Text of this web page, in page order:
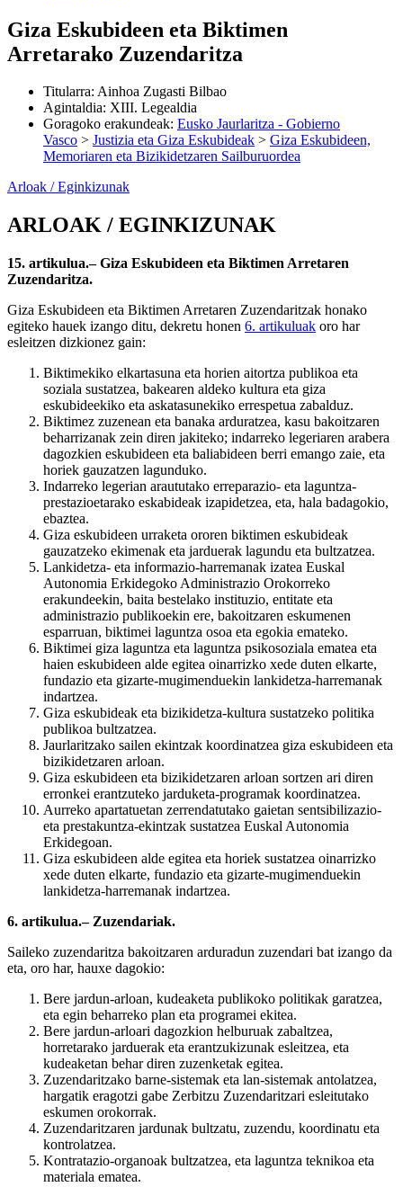
Giza Eskubideen eta Biktimen
Arretarako Zuzendaritza
Titularra: Ainhoa Zugasti Bilbao
Agintaldia: XIII. Legealdia
Goragoko erakundeak: Eusko Jaurlaritza - Gobierno
Vasco > Justizia eta Giza Eskubideak > Giza Eskubideen,
Memoriaren eta Bizikidetzaren Sailburuordea
Arloak / Eginkizunak
ARLOAK / EGINKIZUNAK
15. artikulua.– Giza Eskubideen eta Biktimen Arretaren
Zuzendaritza.
Giza Eskubideen eta Biktimen Arretaren Zuzendaritzak honako
egiteko hauek izango ditu, dekretu honen 6. artikuluak oro har
esleitzen dizkionez gain:
Biktimekiko elkartasuna eta horien aitortza publikoa eta
soziala sustatzea, bakearen aldeko kultura eta giza
eskubideekiko eta askatasunekiko errespetua zabalduz.
Biktimez zuzenean eta banaka arduratzea, kasu bakoitzaren
beharrizanak zein diren jakiteko; indarreko legeriaren arabera
dagozkien eskubideen eta baliabideen berri emango zaie, eta
horiek gauzatzen lagunduko.
Indarreko legerian araututako erreparazio- eta laguntza-
prestazioetarako eskabideak izapidetzea, eta, hala badagokio,
ebaztea.
Giza eskubideen urraketa ororen biktimen eskubideak
gauzatzeko ekimenak eta jarduerak lagundu eta bultzatzea.
Lankidetza- eta informazio-harremanak izatea Euskal
Autonomia Erkidegoko Administrazio Orokorreko
erakundeekin, baita bestelako instituzio, entitate eta
administrazio publikoekin ere, bakoitzaren eskumenen
esparruan, biktimei laguntza osoa eta egokia emateko.
Biktimei giza laguntza eta laguntza psikosoziala ematea eta
haien eskubideen alde egitea oinarrizko xede duten elkarte,
fundazio eta gizarte-mugimenduekin lankidetza-harremanak
indartzea.
Giza eskubideak eta bizikidetza-kultura sustatzeko politika
publikoa bultzatzea.
Jaurlaritzako sailen ekintzak koordinatzea giza eskubideen eta
bizikidetzaren arloan.
Giza eskubideen eta bizikidetzaren arloan sortzen ari diren
erronkei erantzuteko jarduketa-programak koordinatzea.
Aurreko apartatuetan zerrendatutako gaietan sentsibilizazio-
eta prestakuntza-ekintzak sustatzea Euskal Autonomia
Erkidegoan.
Giza eskubideen alde egitea eta horiek sustatzea oinarrizko
xede duten elkarte, fundazio eta gizarte-mugimenduekin
lankidetza-harremanak indartzea.
6. artikulua.– Zuzendariak.
Saileko zuzendaritza bakoitzaren arduradun zuzendari bat izango da
eta, oro har, hauxe dagokio:
Bere jardun-arloan, kudeaketa publikoko politikak garatzea,
eta egin beharreko plan eta programei ekitea.
Bere jardun-arloari dagozkion helburuak zabaltzea,
horretarako jarduerak eta erantzukizunak esleitzea, eta
kudeaketan behar diren zuzenketak egitea.
Zuzendaritzako barne-sistemak eta lan-sistemak antolatzea,
hargatik eragotzi gabe Zerbitzu Zuzendaritzari esleitutako
eskumen orokorrak.
Zuzendaritzaren jardunak bultzatu, zuzendu, koordinatu eta
kontrolatzea.
Kontratazio-organoak bultzatzea, eta laguntza teknikoa eta
materiala ematea.